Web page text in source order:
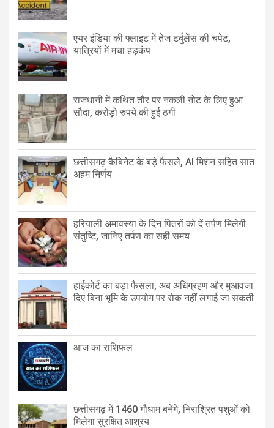
एयर इंडिया की फ्लाइट में तेज टर्बुलेंस की चपेट,
यात्रियों में मचा हड़कंप
राजधानी में कथित तौर पर नकली नोट के लिए हुआ
सौदा, करोड़ो रुपये की हुई ठगी
छत्तीसगढ़ कैबिनेट के बड़े फैसले, AI मिशन सहित सात
अहम निर्णय
हरियाली अमावस्या के दिन पितरों को दें तर्पण मिलेगी
संतुष्टि, जानिए तर्पण का सही समय
हाईकोर्ट का बड़ा फैसला, अब अधिग्रहण और मुआवजा
दिए बिना भूमि के उपयोग पर रोक नहीं लगाई जा सकती
आज का राशिफल
छत्तीसगढ़ में 1460 गौधाम बनेंगे, निराश्रित पशुओं को
मिलेगा सुरक्षित आश्रय